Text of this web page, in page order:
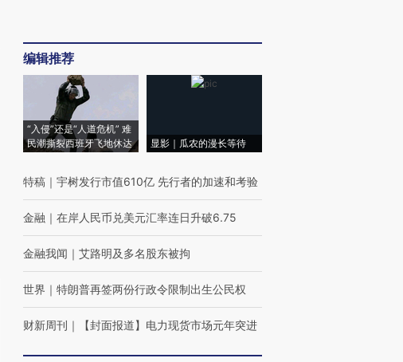
编辑推荐
“入侵”还是“人道危机” 难
民潮撕裂西班牙飞地休达
显影｜瓜农的漫长等待
特稿 ｜ 宇树发行市值610亿 先行者的加速和考验
金融 ｜ 在岸人民币兑美元汇率连日升破6.75
金融我闻 ｜ 艾路明及多名股东被拘
世界 ｜ 特朗普再签两份行政令限制出生公民权
财新周刊 ｜ 【封面报道】电力现货市场元年突进